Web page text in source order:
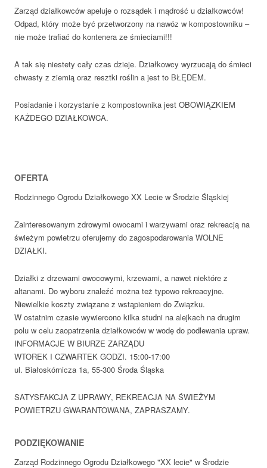
Zarząd działkowców apeluje o rozsądek i mądrość u działkowców!
Odpad, który może być przetworzony na nawóz w kompostowniku –
nie może trafiać do kontenera ze śmieciami!!!
A tak się niestety cały czas dzieje. Działkowcy wyrzucają do śmieci
chwasty z ziemią oraz resztki roślin a jest to BŁĘDEM.
Posiadanie i korzystanie z kompostownika jest OBOWIĄZKIEM
KAŻDEGO DZIAŁKOWCA.
OFERTA
Rodzinnego Ogrodu Działkowego XX Lecie w Środzie Śląskiej
Zainteresowanym zdrowymi owocami i warzywami oraz rekreacją na
świeżym powietrzu oferujemy do zagospodarowania WOLNE
DZIAŁKI.
Działki z drzewami owocowymi, krzewami, a nawet niektóre z
altanami. Do wyboru znaleźć można też typowo rekreacyjne.
Niewielkie koszty związane z wstąpieniem do Związku.
W ostatnim czasie wywiercono kilka studni na alejkach na drugim
polu w celu zaopatrzenia działkowców w wodę do podlewania upraw.
INFORMACJE W BIURZE ZARZĄDU
WTOREK I CZWARTEK GODZI. 15:00-17:00
ul. Białoskórnicza 1a, 55-300 Środa Śląska
SATYSFAKCJA Z UPRAWY, REKREACJA NA ŚWIEŻYM
POWIETRZU GWARANTOWANA, ZAPRASZAMY.
PODZIĘKOWANIE
Zarząd Rodzinnego Ogrodu Działkowego "XX lecie" w Środzie